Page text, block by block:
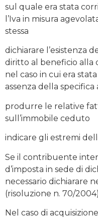
sul quale era stata
l’Iva in misura
stessa
dichiarare l’esistenza
diritto al beneficio alla
nel caso in cui era
assenza della
produrre le relative
sull’immobile ceduto
indicare gli estremi
Se il contribuente
d’imposta in sede di
necessario dichiarare
(risoluzione n. 70/
Nel caso di